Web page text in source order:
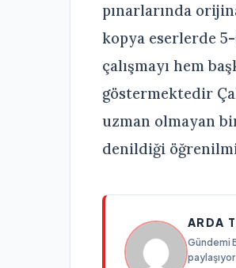
pınarlarında
kopya eserlerde
çalışmayı hem
göstermektedir
uzman olmayan
denildiği
ARDA
Gündemi